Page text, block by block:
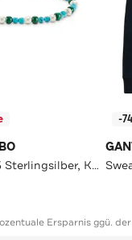
Armband 925 Sterlingsilber, Kaltemail silberfarben,grün,türkis,weiß
-
Ersparnis ggü.